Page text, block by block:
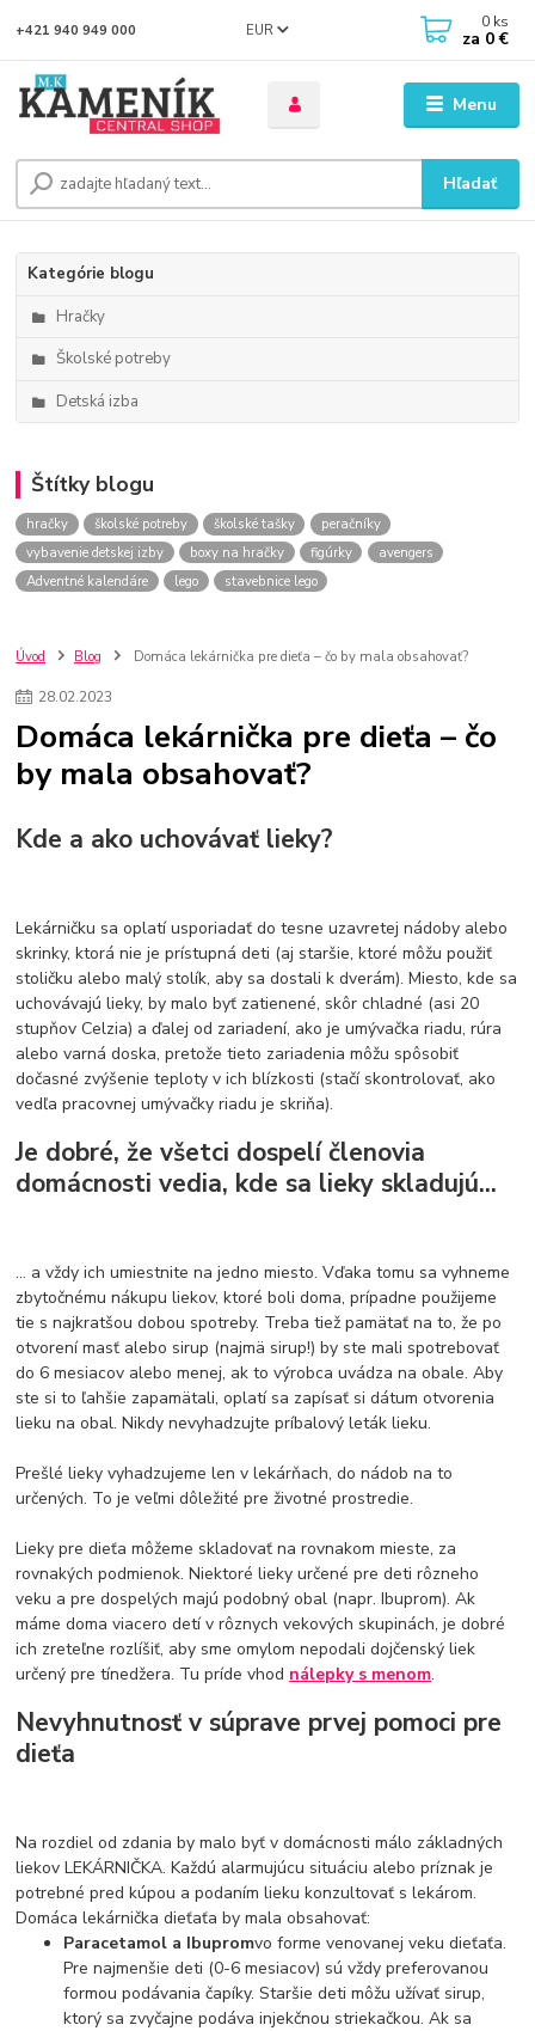
Menu
EUR
Hľadať
+421 940 949 000 0 ks
za 0 €
Kategórie blogu
Hračky
Školské potreby
Detská izba
Štítky blogu
hračky školské potreby školské tašky
peračníky
vybavenie detskej izby
boxy na hračky figúrky
avengers
Adventné kalendáre
lego stavebnice lego
Úvod Blog Domáca lekárnička pre dieťa – čo by mala obsahovať?
28.02.2023
Domáca lekárnička pre dieťa – čo
by mala obsahovať?
Kde a ako uchovávať lieky?
Lekárničku sa oplatí usporiadať do tesne uzavretej nádoby alebo
skrinky, ktorá nie je prístupná deti (aj staršie, ktoré môžu použiť
stoličku alebo malý stolík, aby sa dostali k dverám). Miesto, kde sa
uchovávajú lieky, by malo byť zatienené, skôr chladné (asi 20
stupňov Celzia) a ďalej od zariadení, ako je umývačka riadu, rúra
alebo varná doska, pretože tieto zariadenia môžu spôsobiť
dočasné zvýšenie teploty v ich blízkosti (stačí skontrolovať, ako
vedľa pracovnej umývačky riadu je skriňa).
Je dobré, že všetci dospelí členovia
domácnosti vedia, kde sa lieky skladujú...
... a vždy ich umiestnite na jedno miesto. Vďaka tomu sa vyhneme
zbytočnému nákupu liekov, ktoré boli doma, prípadne použijeme
tie s najkratšou dobou spotreby. Treba tiež pamätať na to, že po
otvorení masť alebo sirup (najmä sirup!) by ste mali spotrebovať
do 6 mesiacov alebo menej, ak to výrobca uvádza na obale. Aby
ste si to ľahšie zapamätali, oplatí sa zapísať si dátum otvorenia
lieku na obal. Nikdy nevyhadzujte príbalový leták lieku.
Prešlé lieky vyhadzujeme len v lekárňach, do nádob na to
určených. To je veľmi dôležité pre životné prostredie.
Lieky pre dieťa môžeme skladovať na rovnakom mieste, za
rovnakých podmienok. Niektoré lieky určené pre deti rôzneho
veku a pre dospelých majú podobný obal (napr. Ibuprom). Ak
máme doma viacero detí v rôznych vekových skupinách, je dobré
ich zreteľne rozlíšiť, aby sme omylom nepodali dojčenský liek
určený pre tínedžera. Tu príde vhod nálepky s menom.
Nevyhnutnosť v súprave prvej pomoci pre
dieťa
Na rozdiel od zdania by malo byť v domácnosti málo základných
liekov LEKÁRNIČKA. Každú alarmujúcu situáciu alebo príznak je
potrebné pred kúpou a podaním lieku konzultovať s lekárom.
Domáca lekárnička dieťaťa by mala obsahovať:
Paracetamol a Ibupromvo forme venovanej veku dieťaťa.
Pre najmenšie deti (0-6 mesiacov) sú vždy preferovanou
formou podávania čapíky. Staršie deti môžu užívať sirup,
ktorý sa zvyčajne podáva injekčnou striekačkou. Ak sa